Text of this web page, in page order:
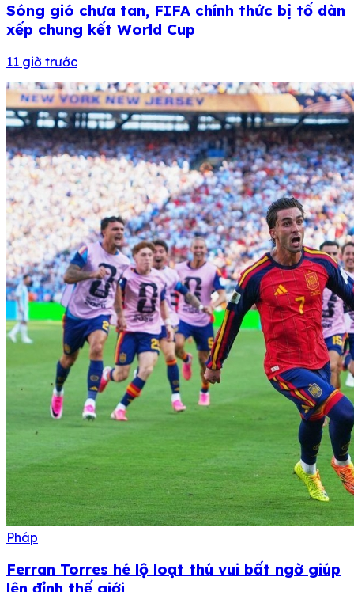
Sóng gió chưa tan, FIFA chính thức bị tố dàn
xếp chung kết World Cup
11 giờ trước
Pháp
Ferran Torres hé lộ loạt thú vui bất ngờ giúp